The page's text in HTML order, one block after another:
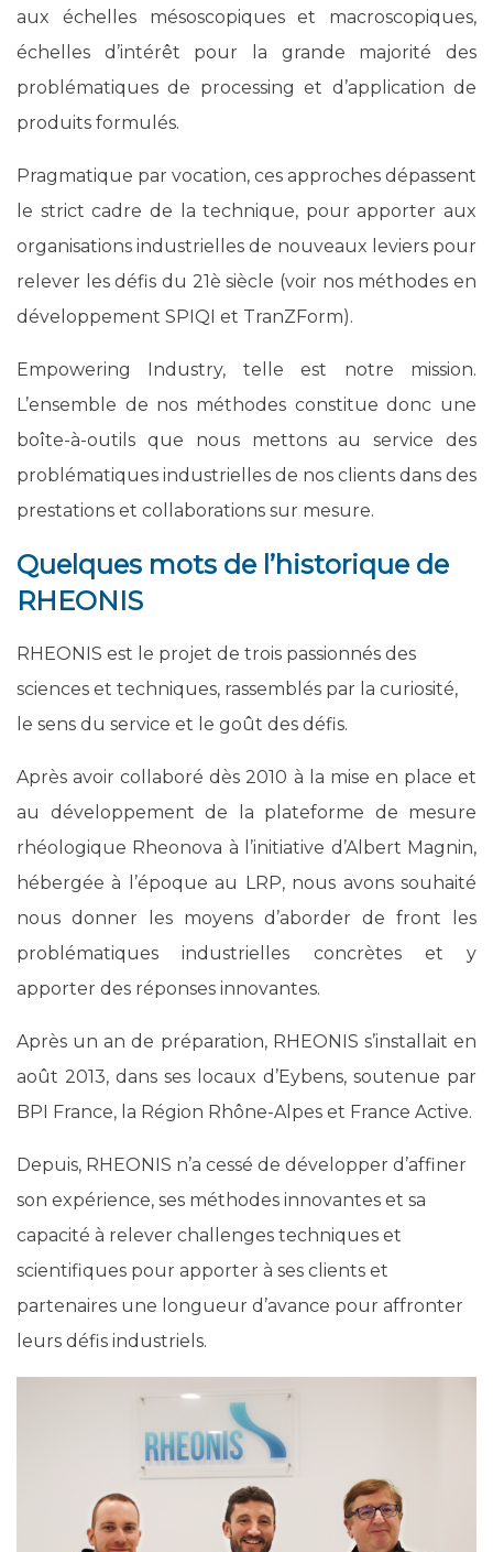
aux échelles mésoscopiques et macroscopiques,
échelles d’intérêt pour la grande majorité des
problématiques de processing et d’application de
produits formulés.
Pragmatique par vocation, ces approches dépassent
le strict cadre de la technique, pour apporter aux
organisations industrielles de nouveaux leviers pour
relever les défis du 21è siècle (voir nos méthodes en
développement SPIQI et TranZForm).
Empowering Industry, telle est notre mission.
L’ensemble de nos méthodes constitue donc une
boîte-à-outils que nous mettons au service des
problématiques industrielles de nos clients dans des
prestations et collaborations sur mesure.
Quelques mots de l’historique de
RHEONIS
RHEONIS est le projet de trois passionnés des
sciences et techniques, rassemblés par la curiosité,
le sens du service et le goût des défis.
Après avoir collaboré dès 2010 à la mise en place et
au développement de la plateforme de mesure
rhéologique Rheonova à l’initiative d’Albert Magnin,
hébergée à l’époque au LRP, nous avons souhaité
nous donner les moyens d’aborder de front les
problématiques industrielles concrètes et y
apporter des réponses innovantes.
Après un an de préparation, RHEONIS s’installait en
août 2013, dans ses locaux d’Eybens, soutenue par
BPI France, la Région Rhône-Alpes et France Active.
Depuis, RHEONIS n’a cessé de développer d’affiner
son expérience, ses méthodes innovantes et sa
capacité à relever challenges techniques et
scientifiques pour apporter à ses clients et
partenaires une longueur d’avance pour affronter
leurs défis industriels.